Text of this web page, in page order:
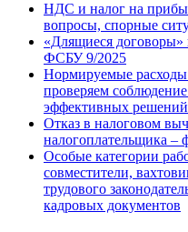
НДС и налог на
вопросы, спорные
«Длящиеся договоры»
ФСБУ 9/2025
Нормируемые
проверяем
эффективных
Отказ в налоговом
налогоплательщика –
Особые категории
совместители,
трудового
кадровых документов